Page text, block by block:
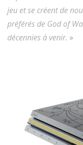
jeu et se créent de
préférés de God of
décennies à venir. »